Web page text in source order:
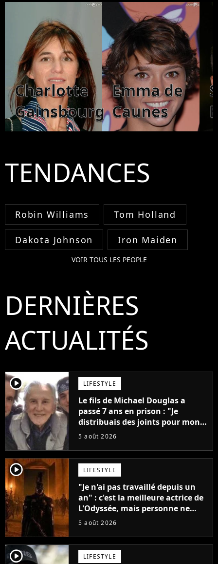
Charlotte
Gainsbourg
Emma de
Caunes
TENDANCES
Robin Williams Tom Holland
Dakota Johnson Iron Maiden
VOIR TOUS LES PEOPLE
DERNIÈRES
ACTUALITÉS
player2 LIFESTYLE
Le fils de Michael Douglas a
passé 7 ans en prison : "Je
distribuais des joints pour mon
père"
5 août 2026
player2 LIFESTYLE
"Je n'ai pas travaillé depuis un
an" : c'est la meilleure actrice de
L'Odyssée, mais personne ne
veut lui donner de rôle au
5 août 2026
player2 LIFESTYLE